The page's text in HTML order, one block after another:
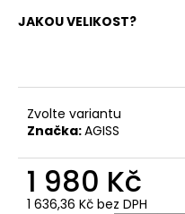
JAKOU VELIKOST?
Zvolte variantu
Značka:AGISS
1 980 Kč
1 636,36 Kč bez DPH
p
o
č
u
e
m